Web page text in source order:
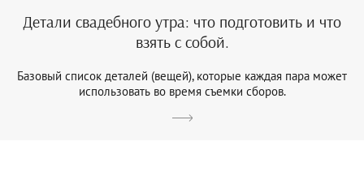
Детали свадебного утра: что подготовить и что
взять с собой.
Базовый список деталей (вещей), которые каждая пара может
использовать во время съемки сборов.